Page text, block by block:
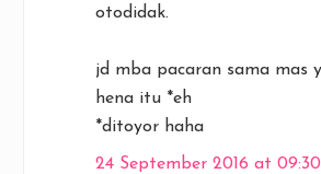
otodidak.
jd mba pacaran sama mas
hena itu *eh
*ditoyor haha
24 September 2016 at 09:30